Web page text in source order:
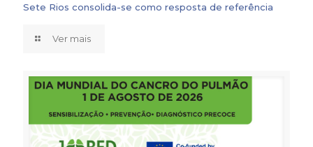
Sete Rios consolida-se como resposta de referência
Ver mais